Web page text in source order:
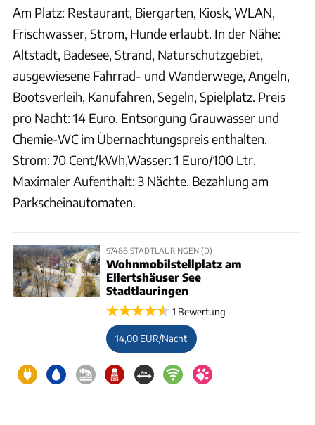
Am Platz: Restaurant, Biergarten, Kiosk, WLAN,
Frischwasser, Strom, Hunde erlaubt. In der Nähe:
Altstadt, Badesee, Strand, Naturschutzgebiet,
ausgewiesene Fahrrad- und Wanderwege, Angeln,
Bootsverleih, Kanufahren, Segeln, Spielplatz. Preis
pro Nacht: 14 Euro. Entsorgung Grauwasser und
Chemie-WC im Übernachtungspreis enthalten.
Strom: 70 Cent/kWh,Wasser: 1 Euro/100 Ltr.
Maximaler Aufenthalt: 3 Nächte. Bezahlung am
Parkscheinautomaten.
97488 STADTLAURINGEN (D)
Wohnmobilstellplatz am
Ellertshäuser See
Stadtlauringen
1 Bewertung
14,00 EUR/Nacht